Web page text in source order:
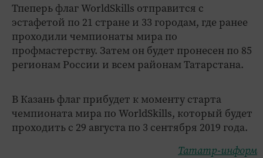
Тпеперь флаг WorldSkills отправится с
эстафетой по 21 стране и 33 городам, где ранее
проходили чемпионаты мира по
профмастерству. Затем он будет пронесен по 85
регионам России и всем районам Татарстана.
В Казань флаг прибудет к моменту старта
чемпионата мира по WorldSkills, который будет
проходить с 29 августа по 3 сентября 2019 года.
Тататр-информ